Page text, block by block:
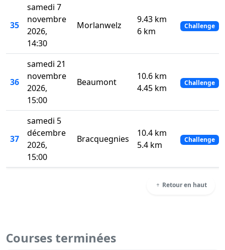
35
samedi 7
novembre
2026,
14:30
Morlanwelz
9.43 km
6 km
Challenge
36
samedi 21
novembre
2026,
15:00
Beaumont
10.6 km
4.45 km
Challenge
37
samedi 5
décembre
2026,
15:00
Bracquegnies
10.4 km
5.4 km
Challenge
Retour en haut
Courses terminées